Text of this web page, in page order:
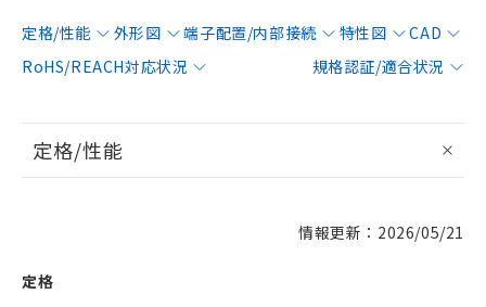
定格/性能 外形図 端子配置/内部接続 特性図
CAD
RoHS/REACH対応状況
規格認証/適合状況
定格/性能
情報更新：2026/05/21
定格